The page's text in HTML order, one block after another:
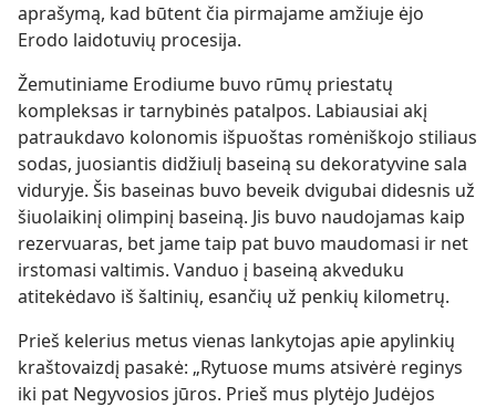
aprašymą, kad būtent čia pirmajame amžiuje ėjo
Erodo laidotuvių procesija.
Žemutiniame Erodiume buvo rūmų priestatų
kompleksas ir tarnybinės patalpos. Labiausiai akį
patraukdavo kolonomis išpuoštas romėniškojo stiliaus
sodas, juosiantis didžiulį baseiną su dekoratyvine sala
viduryje. Šis baseinas buvo beveik dvigubai didesnis už
šiuolaikinį olimpinį baseiną. Jis buvo naudojamas kaip
rezervuaras, bet jame taip pat buvo maudomasi ir net
irstomasi valtimis. Vanduo į baseiną akveduku
atitekėdavo iš šaltinių, esančių už penkių kilometrų.
Prieš kelerius metus vienas lankytojas apie apylinkių
kraštovaizdį pasakė: „Rytuose mums atsivėrė reginys
iki pat Negyvosios jūros. Prieš mus plytėjo Judėjos